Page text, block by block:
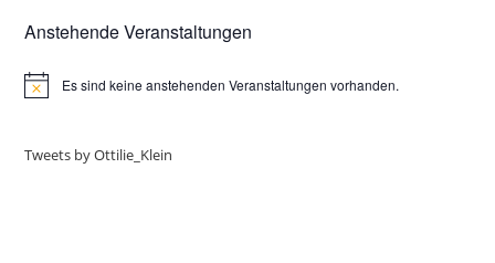
Anstehende Veranstaltungen
H
e
Es sind keine anstehenden Veranstaltungen vorhanden.
Tweets by Ottilie_Klein